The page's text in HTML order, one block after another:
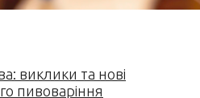
виклики та нові
пивоваріння